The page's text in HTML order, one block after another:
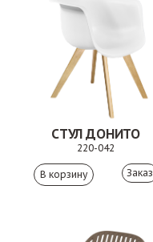
СТУЛ ДОНИТО
220-042
Заказ